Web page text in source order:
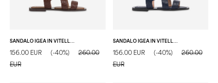
156.00 EUR (-40%)
260.00
EUR
156.00 EUR (-40%)
260.00
EUR